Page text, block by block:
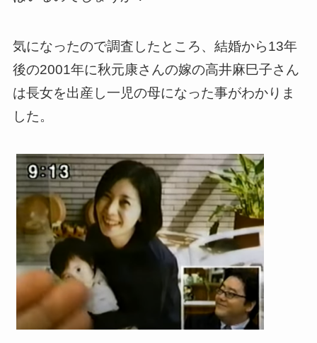
気になったので調査したところ、結婚から13年
後の2001年に秋元康さんの嫁の高井麻巳子さん
は長女を出産し一児の母になった事がわかりま
した。